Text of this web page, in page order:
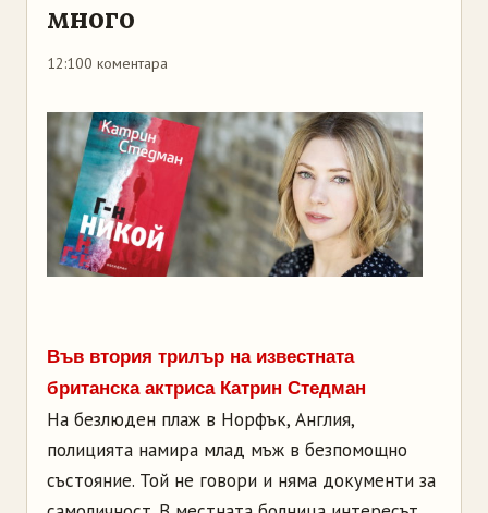
много
12:100 коментара
Във втория трилър на известната
британска актриса Катрин Стедман
На безлюден плаж в Норфък, Англия,
полицията намира млад мъж в безпомощно
състояние. Той не говори и няма документи за